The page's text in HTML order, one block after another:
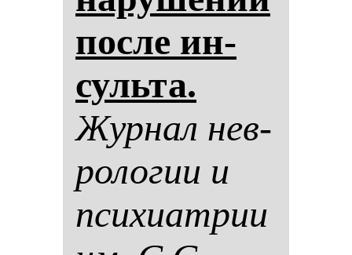
пос­ле ин­
суль­та.
Жур­нал нев­
ро­ло­гии и
пси­хи­ат­рии